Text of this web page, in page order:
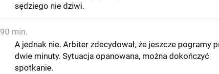
sędziego nie dziwi.
90 min.
A jednak nie. Arbiter zdecydował, że jeszcze pogramy
dwie minuty. Sytuacja opanowana, można dokończyć
spotkanie.